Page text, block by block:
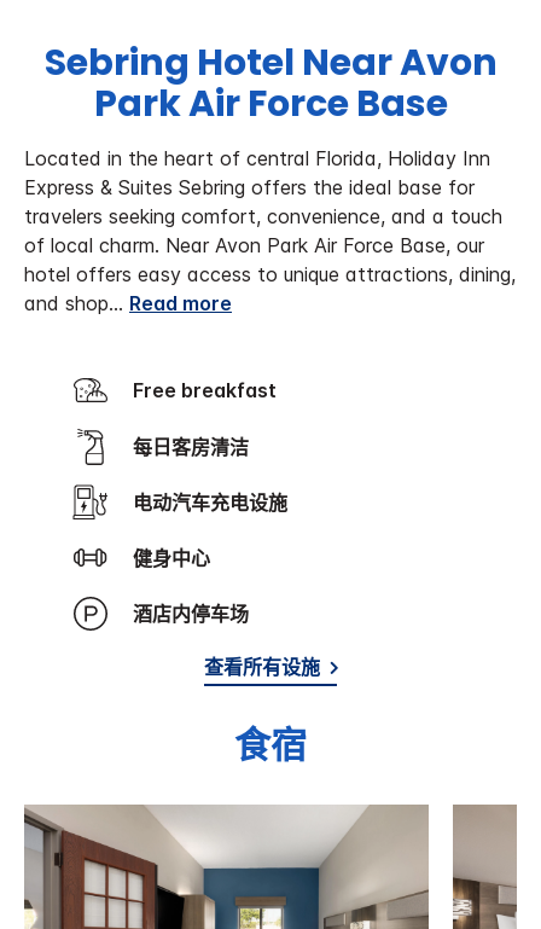
Sebring Hotel Near Avon
Park Air Force Base
Located in the heart of central Florida, Holiday Inn
Express & Suites Sebring offers the ideal base for
travelers seeking comfort, convenience, and a touch
of local charm. Near Avon Park Air Force Base, our
hotel offers easy access to unique attractions, dining,
and shop... Read more
Free breakfast
每日客房清洁
电动汽车充电设施
健身中心
酒店内停车场
查看所有设施
食宿